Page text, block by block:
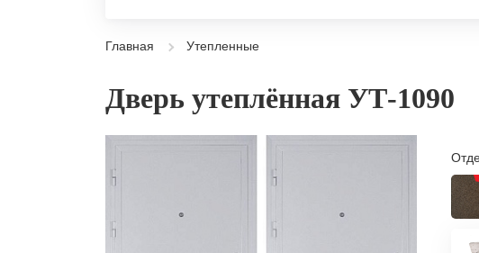
Главная Утепленные
Дверь утеплённая УТ-1090